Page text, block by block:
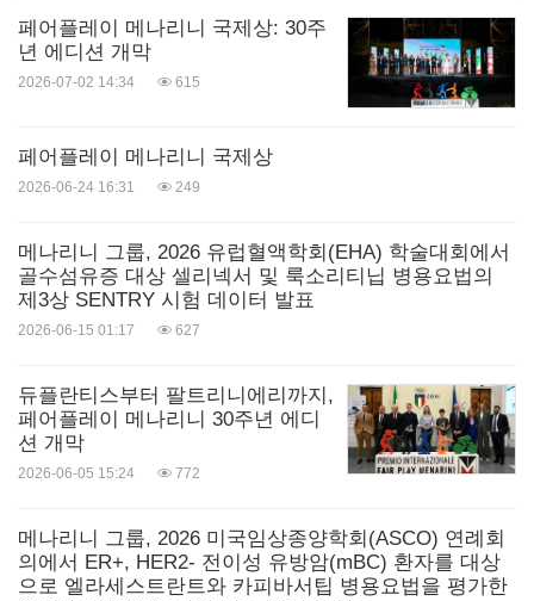
p=medium600
사진 -
https://mma.prnasia.com/media2/2724890/Fair_Play
_Menarini_Schillaci_Funaro_Scaletti_Tamberi_Sper
oni.jpg?p=medium600
https://mma.prnasia.com/media2/2724891/Fair_Play
_Menarini_Vujacic_Nigi.jpg?p=medium600
https://mma.prnasia.com/media2/2724892/Fair_Play
_Menarini_Insenga_Albertini_Antognoni_Sorgoni_C
ostacurta.jpg?p=medium600
https://mma.prnasia.com/media2/2724893/Fair_Play
_Menarini_Group_12_People.jpg?p=medium600
페어플레이 메나리니 국제상: 30주
년 에디션 개막
2026-07-02 14:34 615
페어플레이 메나리니 국제상
2026-06-24 16:31 249
메나리니 그룹, 2026 유럽혈액학회(EHA) 학술대회에서
골수섬유증 대상 셀리넥서 및 룩소리티닙 병용요법의
제3상 SENTRY 시험 데이터 발표
2026-06-15 01:17 627
듀플란티스부터 팔트리니에리까지,
페어플레이 메나리니 30주년 에디
션 개막
2026-06-05 15:24 772
메나리니 그룹, 2026 미국임상종양학회(ASCO) 연례회
의에서 ER+, HER2- 전이성 유방암(mBC) 환자를 대상
으로 엘라세스트란트와 카피바서팁 병용요법을 평가한